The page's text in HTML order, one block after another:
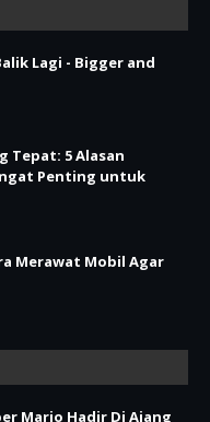
Lagi - Bigger and
Tepat: 5 Alasan
Penting untuk
Merawat Mobil Agar
Mario Hadir Di Ajang